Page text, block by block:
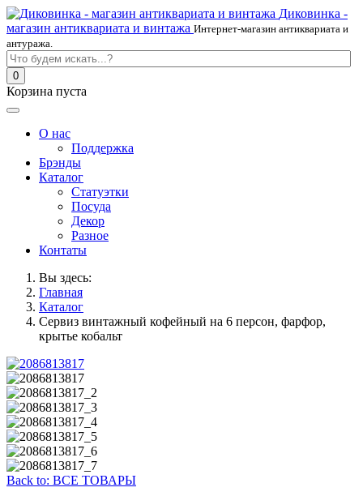
Диковинка -
магазин антиквариата и винтажа Интернет-магазин антиквариата и
антуража.
0
Корзина пуста
О нас
Поддержка
Брэнды
Каталог
Статуэтки
Посуда
Декор
Разное
Контаты
Вы здесь:
Главная
Каталог
Сервиз винтажный кофейный на 6 персон, фарфор,
крытье кобальт
Back to: ВСЕ ТОВАРЫ